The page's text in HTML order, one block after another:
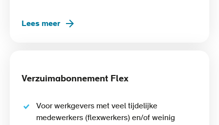
Lees meer
Verzuimabonnement Flex
Voor werkgevers met veel tijdelijke
medewerkers (flexwerkers) en/of weinig